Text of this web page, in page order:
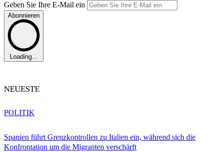
Geben Sie Ihre E-Mail ein
Abonnieren
Loading...
NEUESTE
Spanien führt Grenzkontrollen zu Italien ein, während sich die
Konfrontation um die Migranten verschärft
POLITIK